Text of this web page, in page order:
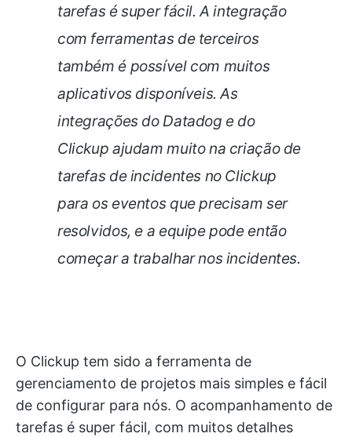
tarefas é super fácil. A integração
com ferramentas de terceiros
também é possível com muitos
aplicativos disponíveis. As
integrações do Datadog e do
Clickup ajudam muito na criação de
tarefas de incidentes no Clickup
para os eventos que precisam ser
resolvidos, e a equipe pode então
começar a trabalhar nos incidentes.
O Clickup tem sido a ferramenta de
gerenciamento de projetos mais simples e fácil
de configurar para nós. O acompanhamento de
tarefas é super fácil, com muitos detalhes